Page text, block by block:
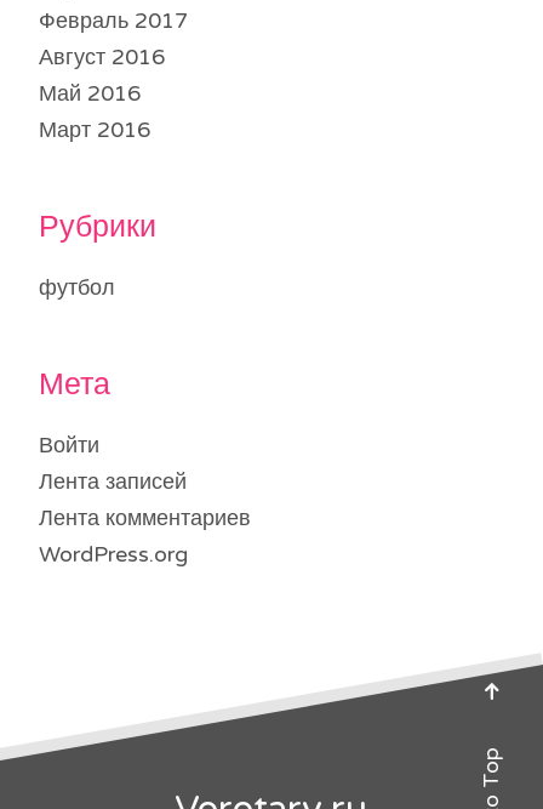
Февраль 2017
Август 2016
Май 2016
Март 2016
Рубрики
футбол
Мета
Войти
Лента записей
Лента комментариев
WordPress.org